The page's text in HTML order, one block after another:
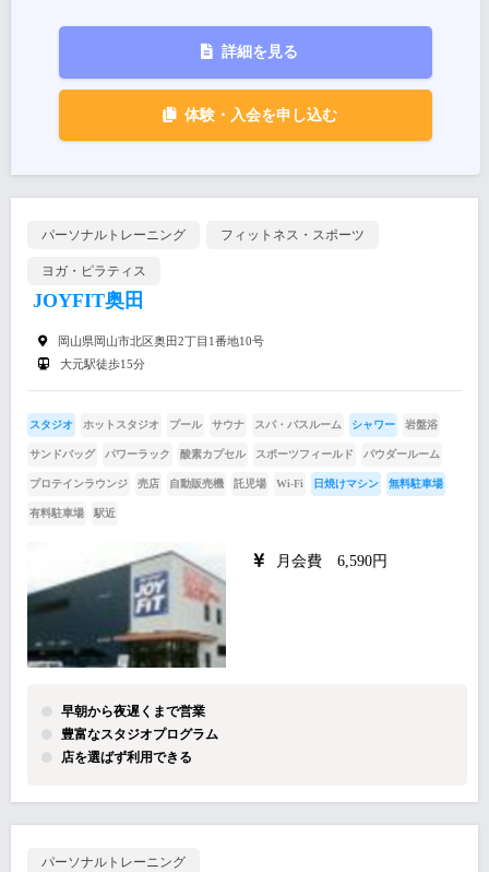
詳細を見る
体験・入会を申し込む
パーソナルトレーニング フィットネス・スポーツ
ヨガ・ピラティス
JOYFIT奥田
岡山県岡山市北区奥田2丁目1番地10号
大元駅徒歩15分
スタジオ ホットスタジオ プール サウナ スパ・バスルーム シャワー 岩盤浴
サンドバッグ パワーラック 酸素カプセル スポーツフィールド パウダールーム
プロテインラウンジ 売店 自動販売機 託児場 Wi-Fi 日焼けマシン 無料駐車場
有料駐車場 駅近
月会費 6,590円
早朝から夜遅くまで営業
豊富なスタジオプログラム
店を選ばず利用できる
パーソナルトレーニング